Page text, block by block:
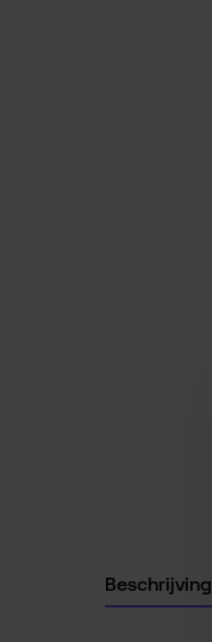
Beschrijving